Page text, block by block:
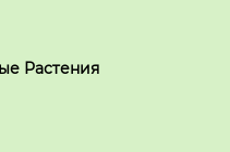
Растения